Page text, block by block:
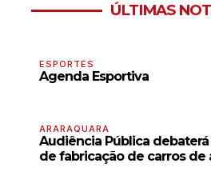
ÚLTIMAS
ESPORTES
Agenda Esportiva
ARARAQUARA
Audiência Pública
de fabricação de carros de